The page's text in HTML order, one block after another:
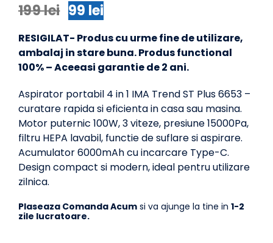
199lei
Prețul
inițial
a
fost:
199 lei.
99 lei
Prețul
curent
este:
99 lei.
RESIGILAT- Produs cu urme fine de utilizare,
ambalaj in stare buna. Produs functional
100% – Aceeasi garantie de 2 ani.
Aspirator portabil 4 in1 IMA Trend ST Plus 6653 –
curatare rapida si eficienta in casa sau masina.
Motor puternic 100W,3viteze, presiune 15000Pa,
filtru HEPA lavabil, functie de suflare si aspirare.
Acumulator 6000mAh cu incarcare Type-C.
Design compact si modern, ideal pentru utilizare
zilnica.
Plaseaza Comanda Acum si va ajunge la tine in 1-2
zile lucratoare.